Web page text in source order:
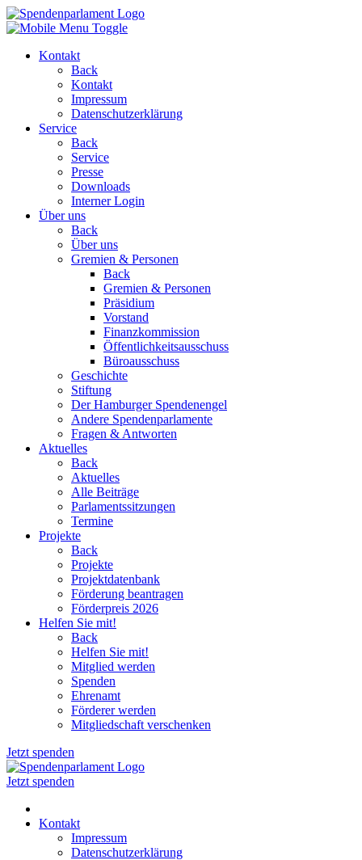
Kontakt
Back
Kontakt
Impressum
Datenschutzerklärung
Service
Back
Service
Presse
Downloads
Interner Login
Über uns
Back
Über uns
Gremien & Personen
Back
Gremien & Personen
Präsidium
Vorstand
Finanzkommission
Öffentlichkeitsausschuss
Büroausschuss
Geschichte
Stiftung
Der Hamburger Spendenengel
Andere Spendenparlamente
Fragen & Antworten
Aktuelles
Back
Aktuelles
Alle Beiträge
Parlamentssitzungen
Termine
Projekte
Back
Projekte
Projektdatenbank
Förderung beantragen
Förderpreis 2026
Helfen Sie mit!
Back
Helfen Sie mit!
Mitglied werden
Spenden
Ehrenamt
Förderer werden
Mitgliedschaft verschenken
Jetzt spenden
Jetzt spenden
Kontakt
Impressum
Datenschutzerklärung